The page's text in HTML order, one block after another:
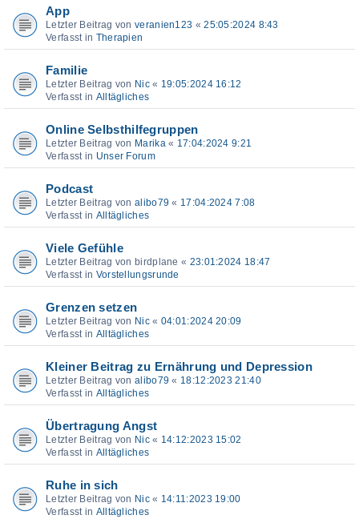
App
Letzter Beitrag von veranien123 «25:05:2024 8:43
Verfasst in Therapien
Familie
Letzter Beitrag von Nic« 19:05:2024 16:12
Verfasst in Alltägliches
Online Selbsthilfegruppen
Letzter Beitrag von Marika« 17:04:2024 9:21
Verfasst in Unser Forum
Podcast
Letzter Beitrag von alibo79 « 17:04:2024 7:08
Verfasst in Alltägliches
Viele Gefühle
Letzter Beitrag von birdplane « 23:01:2024 18:47
Verfasst in Vorstellungsrunde
Grenzen setzen
Letzter Beitrag von Nic« 04:01:2024 20:09
Verfasst in Alltägliches
Kleiner Beitrag zu Ernährung und Depression
Letzter Beitrag von alibo79 « 18:12:2023 21:40
Verfasst in Alltägliches
Übertragung Angst
Letzter Beitrag von Nic« 14:12:2023 15:02
Verfasst in Alltägliches
Ruhe in sich
Letzter Beitrag von Nic« 14:11:2023 19:00
Verfasst in Alltägliches